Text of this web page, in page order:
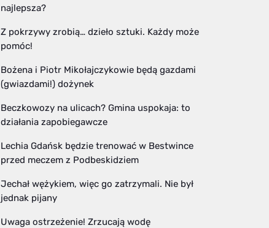
najlepsza?
Z pokrzywy zrobią… dzieło sztuki. Każdy może
pomóc!
Bożena i Piotr Mikołajczykowie będą gazdami
(gwiazdami!) dożynek
Beczkowozy na ulicach? Gmina uspokaja: to
działania zapobiegawcze
Lechia Gdańsk będzie trenować w Bestwince
przed meczem z Podbeskidziem
Jechał wężykiem, więc go zatrzymali. Nie był
jednak pijany
Uwaga ostrzeżenie! Zrzucają wodę